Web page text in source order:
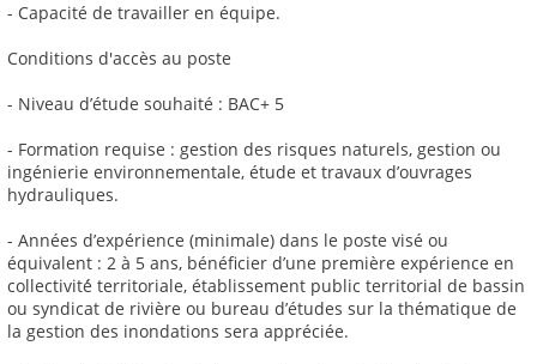
- Capacité de travailler en équipe.
Conditions d'accès au poste
- Niveau d’étude souhaité : BAC+ 5
- Formation requise : gestion des risques naturels, gestion ou
ingénierie environnementale, étude et travaux d’ouvrages
hydrauliques.
- Années d’expérience (minimale) dans le poste visé ou
équivalent : 2 à 5 ans, bénéficier d’une première expérience en
collectivité́ territoriale, établissement public territorial de bassin
ou syndicat de rivière ou bureau d’études sur la thématique de
la gestion des inondations sera appréciée.